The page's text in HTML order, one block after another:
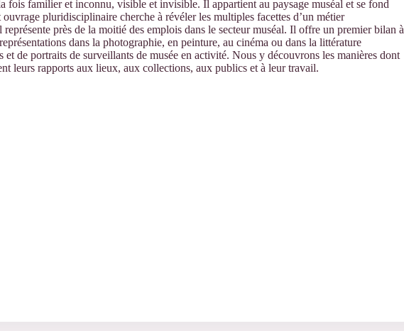
fois familier et inconnu, visible et invisible. Il appartient au paysage muséal et se fond
pluridisciplinaire cherche à révéler les multiples facettes d’un métier
près de la moitié des emplois dans le secteur muséal. Il offre un premier bilan à
dans la photographie, en peinture, au cinéma ou dans la littérature
et de portraits de surveillants de musée en activité. Nous y découvrons les manières dont
leurs rapports aux lieux, aux collections, aux publics et à leur travail.